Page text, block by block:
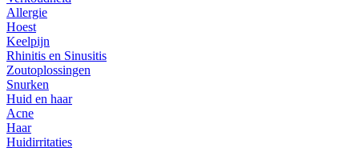
Allergie
Hoest
Keelpijn
Rhinitis en Sinusitis
Zoutoplossingen
Snurken
Huid en haar
Acne
Haar
Huidirritaties